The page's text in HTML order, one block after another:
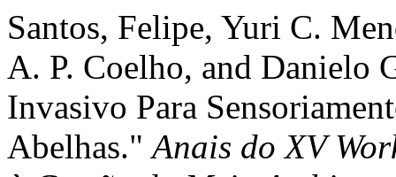
Santos, Felipe, Yuri C.
A. P. Coelho, and Danielo
Invasivo Para
Abelhas."Anais do XV